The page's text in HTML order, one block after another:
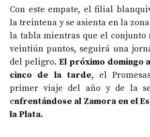
Con este empate, el filial
la treintena y se asienta en la
la tabla mientras que el conjunto
veintiún puntos, seguirá una
del peligro. El próximo domingo
cinco de la tarde, el
primer viaje del año y de la
enfrentándose al Zamora en el
la Plata.